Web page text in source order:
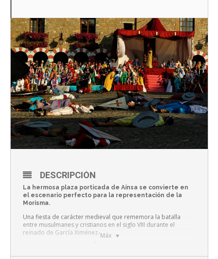
´Máx
DESCRIPCIÓN
La hermosa plaza porticada de Aínsa se convierte en
el escenario perfecto para la representación de la
Morisma.
Una fiesta de carácter medieval que rememora la batalla
entre musulmanes y cristianos en el siglo VIII durante el
reinado de García Ximénez.
DE FUEGO SOBRE UN ÁRBOL, EN